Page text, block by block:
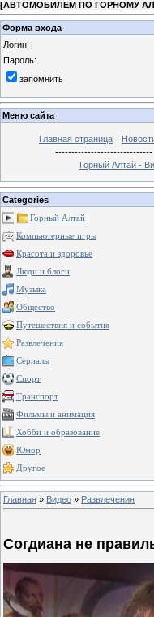
[АВТОМОБИЛЕМ ПО ГОРНОМУ
Форма входа
Логин:
Пароль:
запомнить
Меню сайта
Главная страница
------------------------------
Горный Алтай -
Categories
Горный Алтай
Компьютерные игры
Красота и здоровье
Люди и блоги
Музыка
Общество
Путешествия и события
Развлечения
Сериалы
Спорт
Транспорт
Фильмы и анимация
Хобби и образование
Юмор
Другое
Главная » Видео » Развлечения
Согдиана не